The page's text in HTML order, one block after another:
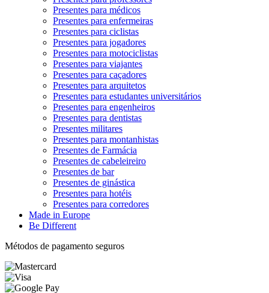
Presentes para médicos
Presentes para enfermeiras
Presentes para ciclistas
Presentes para jogadores
Presentes para motociclistas
Presentes para viajantes
Presentes para caçadores
Presentes para arquitetos
Presentes para estudantes universitários
Presentes para engenheiros
Presentes para dentistas
Presentes militares
Presentes para montanhistas
Presentes de Farmácia
Presentes de cabeleireiro
Presentes de bar
Presentes de ginástica
Presentes para hotéis
Presentes para corredores
Made in Europe
Be Different
Métodos de pagamento seguros